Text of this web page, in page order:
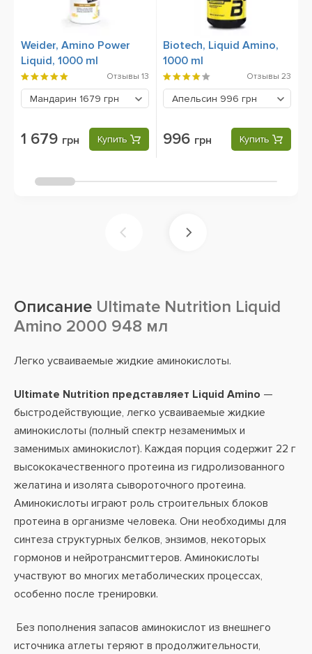
Weider, Amino Power
Liquid, 1000 ml
Отзывы 13
Мандарин 1679 грн
1 679 грн Купить
Biotech, Liquid Amino,
1000 ml
Отзывы 23
Апельсин 996 грн
996 грн Купить
Описание Ultimate Nutrition Liquid
Amino 2000 948 мл
Легко усваиваемые жидкие аминокислоты.
Ultimate Nutrition представляет Liquid Amino —
быстродействующие, легко усваиваемые жидкие
аминокислоты (полный спектр незаменимых и
заменимых аминокислот). Каждая порция содержит 22 г
высококачественного протеина из гидролизованного
желатина и изолята сывороточного протеина.
Аминокислоты играют роль строительных блоков
протеина в организме человека. Они необходимы для
синтеза структурных белков, энзимов, некоторых
гормонов и нейротрансмиттеров. Аминокислоты
участвуют во многих метаболических процессах,
особенно после тренировки.
Без пополнения запасов аминокислот из внешнего
источника атлеты теряют в продолжительности,